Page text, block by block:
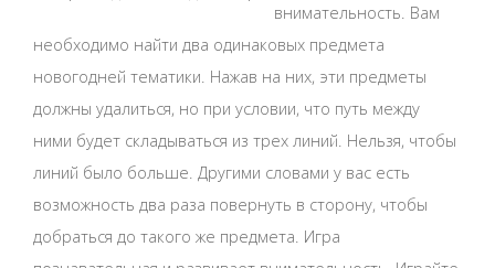
внимательность. Вам
необходимо найти два одинаковых предмета
новогодней тематики. Нажав на них, эти предметы
должны удалиться, но при условии, что путь между
ними будет складываться из трех линий. Нельзя, чтобы
линий было больше. Другими словами у вас есть
возможность два раза повернуть в сторону, чтобы
добраться до такого же предмета. Игра